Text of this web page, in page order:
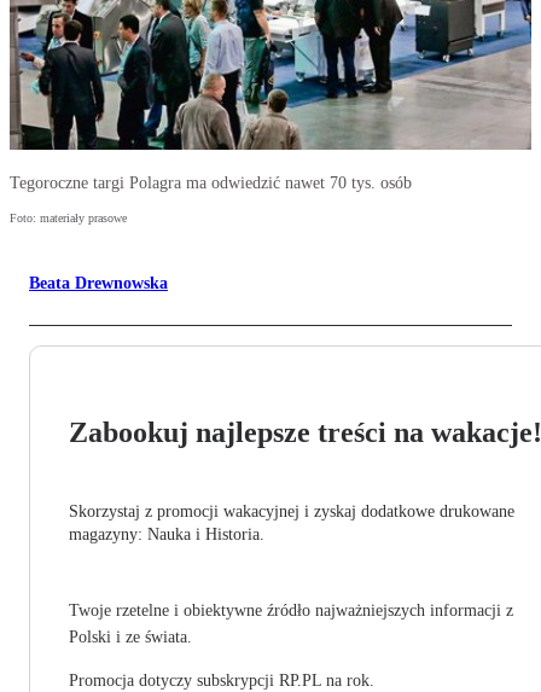
Tegoroczne targi Polagra ma odwiedzić nawet 70 tys. osób
Foto: materiały prasowe
Beata Drewnowska
Zabookuj najlepsze treści na wakacje!
Skorzystaj z promocji wakacyjnej i zyskaj dodatkowe drukowane
magazyny: Nauka i Historia.
Twoje rzetelne i obiektywne źródło najważniejszych informacji z
Polski i ze świata.
Promocja dotyczy subskrypcji RP.PL na rok.